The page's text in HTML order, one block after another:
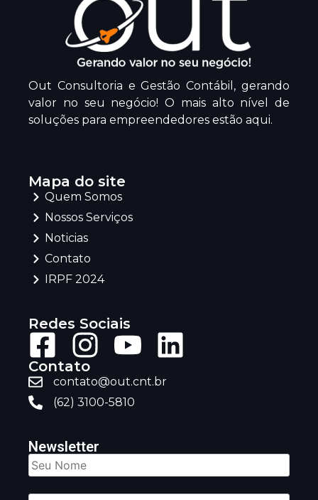
Out Consultoria e Gestão Contábil, gerando
valor no seu negócio! O mais alto nível de
soluções para empreendedores estão aqui.
Mapa do site
Quem Somos
Nossos Serviços
Noticias
Contato
IRPF 2024
Redes Sociais
Contato
contato@out.cnt.br
(62) 3100-5810
Newsletter